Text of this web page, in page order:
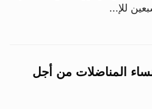
للإ...
بالنساء المناضلات من أجل